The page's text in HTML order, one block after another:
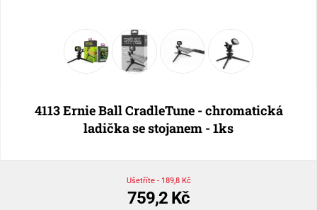
4113 Ernie Ball CradleTune - chromatická
ladička se stojanem - 1ks
Ušetříte - 189,8 Kč
759,2 Kč